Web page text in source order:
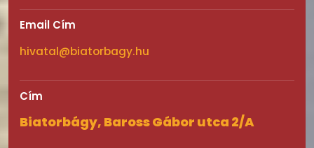
Email Cím
hivatal@biatorbagy.hu
Cím
Biatorbágy, Baross Gábor utca 2/A